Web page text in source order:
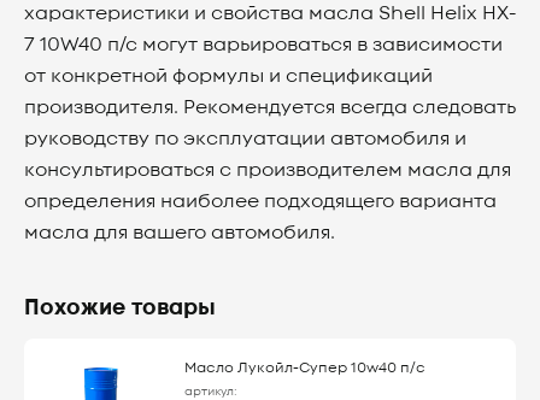
характеристики и свойства масла Shell Helix HX-
7 10W40 п/с могут варьироваться в зависимости
от конкретной формулы и спецификаций
производителя. Рекомендуется всегда следовать
руководству по эксплуатации автомобиля и
консультироваться с производителем масла для
определения наиболее подходящего варианта
масла для вашего автомобиля.
Похожие товары
Масло Лукойл-Супер 10w40 п/с
артикул: